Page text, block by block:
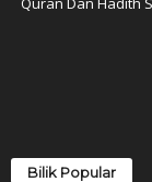
Bilik Popular